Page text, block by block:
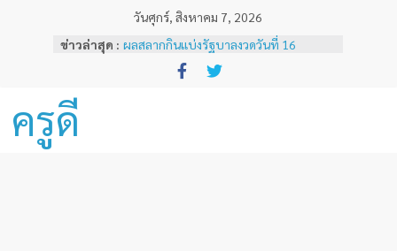
วันศุกร์, สิงหาคม 7, 2026
ข่าวล่าสุด : ผลสลากกินแบ่งรัฐบาลงวดวันที่ 16
พฤศจิกายน 2567
ผลสลากกินแบ่งรัฐบาลงวดวันที่ 1
ครูดี